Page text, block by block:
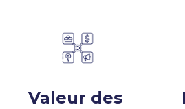
Valeur des